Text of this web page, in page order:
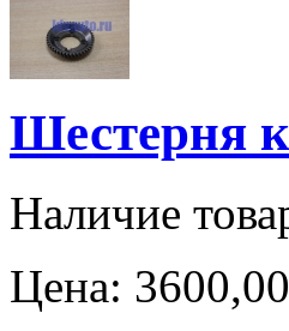
Шестерня
Наличие
Цена: